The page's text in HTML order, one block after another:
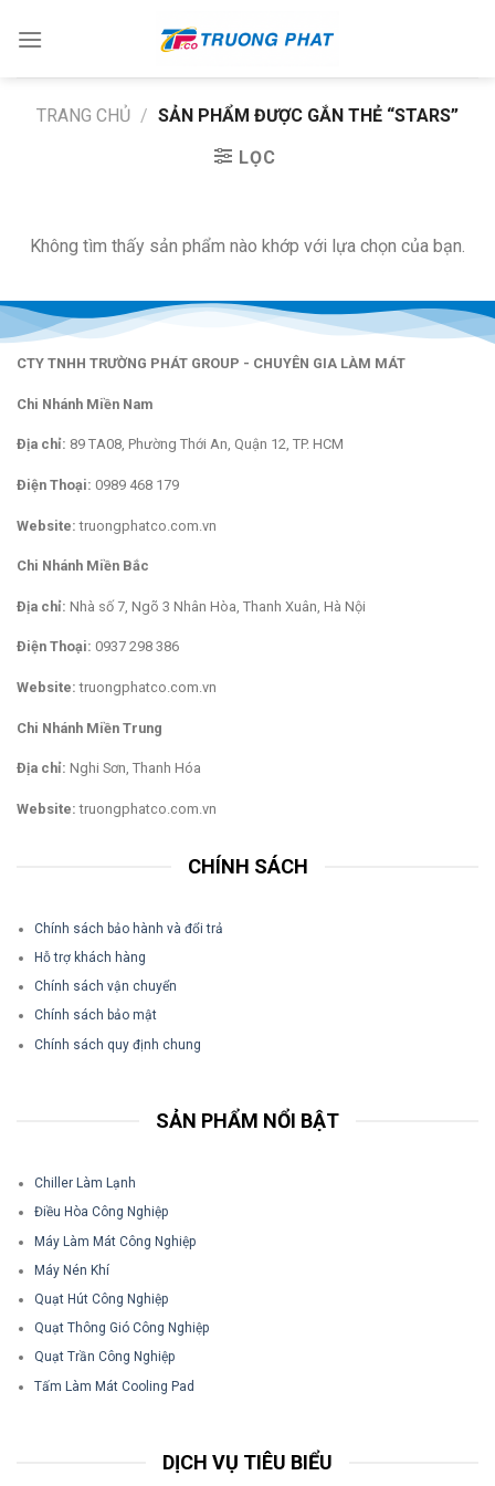
TRANG CHỦ / SẢN PHẨM ĐƯỢC GẮN THẺ “STARS”
LỌC
Không tìm thấy sản phẩm nào khớp với lựa chọn của bạn.
CTY TNHH TRƯỜNG PHÁT GROUP - CHUYÊN GIA LÀM MÁT
Chi Nhánh Miền Nam
Địa chỉ: 89 TA08, Phường Thới An, Quận 12, TP. HCM
Điện Thoại: 0989 468 179
Website: truongphatco.com.vn
Chi Nhánh Miền Bắc
Địa chỉ: Nhà số 7, Ngõ 3 Nhân Hòa, Thanh Xuân, Hà Nội
Điện Thoại: 0937 298 386
Website: truongphatco.com.vn
Chi Nhánh Miền Trung
Địa chỉ: Nghi Sơn, Thanh Hóa
Website: truongphatco.com.vn
CHÍNH SÁCH
Chính sách bảo hành và đổi trả
Hỗ trợ khách hàng
Chính sách vận chuyển
Chính sách bảo mật
Chính sách quy định chung
SẢN PHẨM NỔI BẬT
Chiller Làm Lạnh
Điều Hòa Công Nghiệp
Máy Làm Mát Công Nghiệp
Máy Nén Khí
Quạt Hút Công Nghiệp
Quạt Thông Gió Công Nghiệp
Quạt Trần Công Nghiệp
Tấm Làm Mát Cooling Pad
DỊCH VỤ TIÊU BIỂU